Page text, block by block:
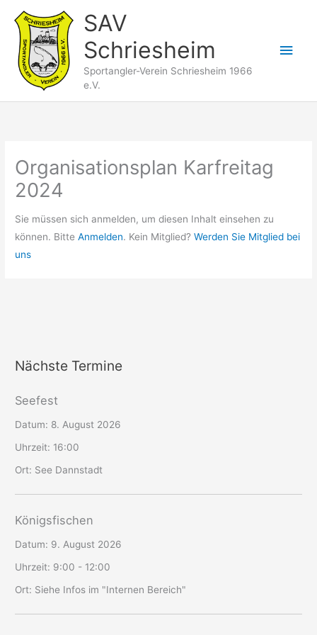
Inhalt
springen
SAV
Schriesheim
Sportangler-Verein Schriesheim 1966
e.V.
Organisationsplan Karfreitag
2024
Sie müssen sich anmelden, um diesen Inhalt einsehen zu
können. BitteAnmelden. Kein Mitglied?Werden Sie Mitglied bei
uns
Nächste Termine
Seefest
Datum: 8. August 2026
Uhrzeit: 16:00
Ort: See Dannstadt
Königsfischen
Datum: 9. August 2026
Uhrzeit: 9:00 - 12:00
Ort: Siehe Infos im "Internen Bereich"